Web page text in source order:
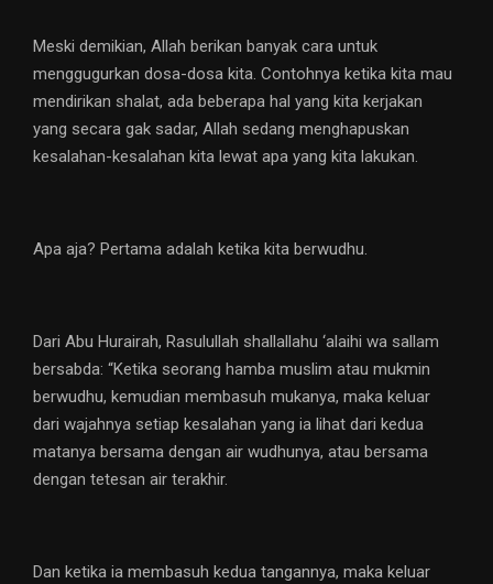
Meski demikian, Allah berikan banyak cara untuk
menggugurkan dosa-dosa kita. Contohnya ketika kita mau
mendirikan shalat, ada beberapa hal yang kita kerjakan
yang secara gak sadar, Allah sedang menghapuskan
kesalahan-kesalahan kita lewat apa yang kita lakukan.
Apa aja? Pertama adalah ketika kita berwudhu.
Dari Abu Hurairah, Rasulullah shallallahu ‘alaihi wa sallam
bersabda: “Ketika seorang hamba muslim atau mukmin
berwudhu, kemudian membasuh mukanya, maka keluar
dari wajahnya setiap kesalahan yang ia lihat dari kedua
matanya bersama dengan air wudhunya, atau bersama
dengan tetesan air terakhir.
Dan ketika ia membasuh kedua tangannya, maka keluar